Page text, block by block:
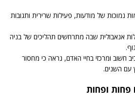
נמוכות של מודעות, פעילות שרירית ותגובות
אנאבולית שבה מתרחשים תהליכים של בניה
חשוב ומרכזי בחיי האדם, נראה כי מחסור
עם השנים.
פחות ופחות